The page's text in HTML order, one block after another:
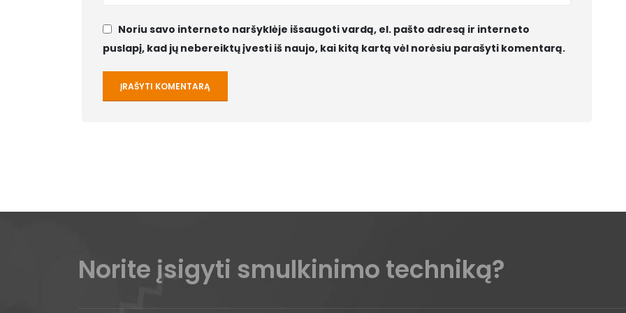
Noriu savo interneto naršyklėje išsaugoti vardą, el. pašto adresą ir interneto
puslapį, kad jų nebereiktų įvesti iš naujo, kai kitą kartą vėl norėsiu parašyti komentarą.
Norite įsigyti smulkinimo techniką?